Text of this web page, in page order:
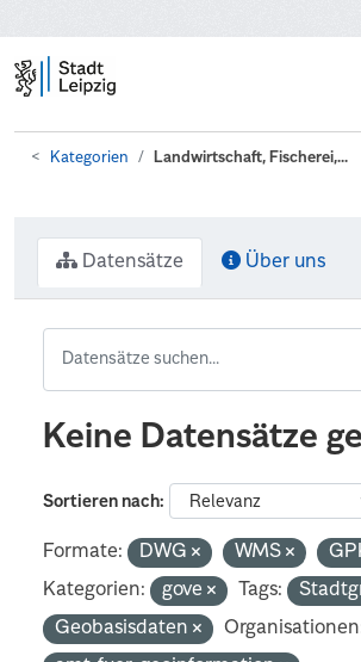
Kategorien Landwirtschaft, Fischerei,...
Datensätze Über uns
Keine Datensätze
Sortieren nach
Formate: DWG WMS
Kategorien:
gove Tags:
Geobasisdaten